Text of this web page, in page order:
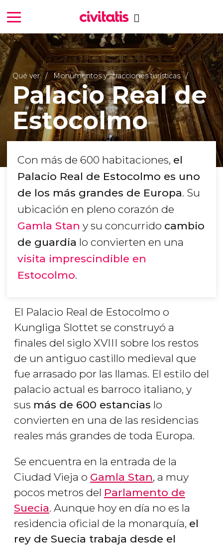
Qué ver Monumentos y atracciones turísticas
Palacio Real de
Estocolmo
Con más de 600 habitaciones, el
Palacio Real de Estocolmo es uno
de los más grandes de Europa. Su
ubicación en pleno corazón de
Gamla Stan y su concurrido cambio
de guardia lo convierten en una
visita imprescindible en
Estocolmo.
El Palacio Real de Estocolmo o
Kungliga Slottet se construyó a
finales del siglo XVIII sobre los restos
de un antiguo castillo medieval que
fue arrasado por las llamas. El estilo del
palacio actual es barroco italiano, y
sus más de 600 estancias lo
convierten en una de las residencias
reales más grandes de toda Europa.
Se encuentra en la entrada de la
Ciudad Vieja o Gamla Stan, a muy
pocos metros del Parlamento de
Suecia. Aunque hoy en día no es la
residencia oficial de la monarquía, el
rey de Suecia trabaja desde el